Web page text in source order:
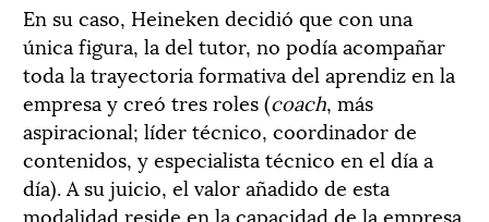
En su caso, Heineken decidió que con una
única figura, la del tutor, no podía acompañar
toda la trayectoria formativa del aprendiz en la
empresa y creó tres roles (coach, más
aspiracional; líder técnico, coordinador de
contenidos, y especialista técnico en el día a
día). A su juicio, el valor añadido de esta
modalidad reside en la capacidad de la empresa